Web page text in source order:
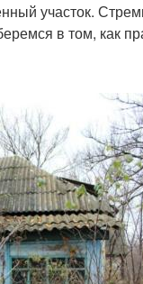
участок.
в том, как